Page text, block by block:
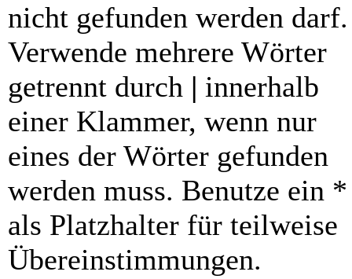
nicht gefunden werden darf.
Verwende mehrere Wörter
getrennt durch | innerhalb
einer Klammer, wenn nur
eines der Wörter gefunden
werden muss. Benutze ein *
als Platzhalter für teilweise
Übereinstimmungen.